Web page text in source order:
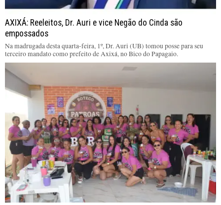
AXIXÁ: Reeleitos, Dr. Auri e vice Negão do Cinda são
empossados
Na madrugada desta quarta-feira, 1º, Dr. Auri (UB) tomou posse para seu
terceiro mandato como prefeito de Axixá, no Bico do Papagaio.